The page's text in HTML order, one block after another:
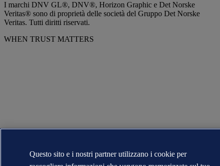
I marchi DNV GL®, DNV®, Horizon Graphic e Det Norske
Veritas® sono di proprietà delle società del Gruppo Det Norske
Veritas. Tutti diritti riservati.
WHEN TRUST MATTERS
Questo sito e i nostri partner utilizzano i cookie per